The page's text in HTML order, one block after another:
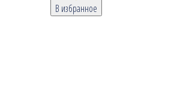
В избранное